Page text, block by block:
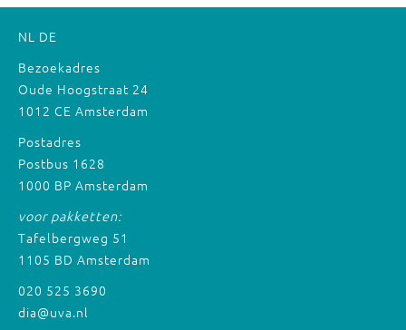
NL DE
Bezoekadres
Oude Hoogstraat 24
1012 CE Amsterdam
Postadres
Postbus 1628
1000 BP Amsterdam
voor pakketten:
Tafelbergweg 51
1105 BD Amsterdam
020 525 3690
dia@uva.nl